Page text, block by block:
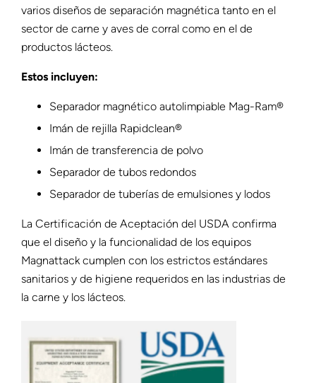
varios diseños de separación magnética tanto en el
sector de carne y aves de corral como en el de
productos lácteos.
Estos incluyen:
Separador magnético autolimpiable Mag-Ram®
Imán de rejilla Rapidclean®
Imán de transferencia de polvo
Separador de tubos redondos
Separador de tuberías de emulsiones y lodos
La Certificación de Aceptación del USDA confirma
que el diseño y la funcionalidad de los equipos
Magnattack cumplen con los estrictos estándares
sanitarios y de higiene requeridos en las industrias de
la carne y los lácteos.